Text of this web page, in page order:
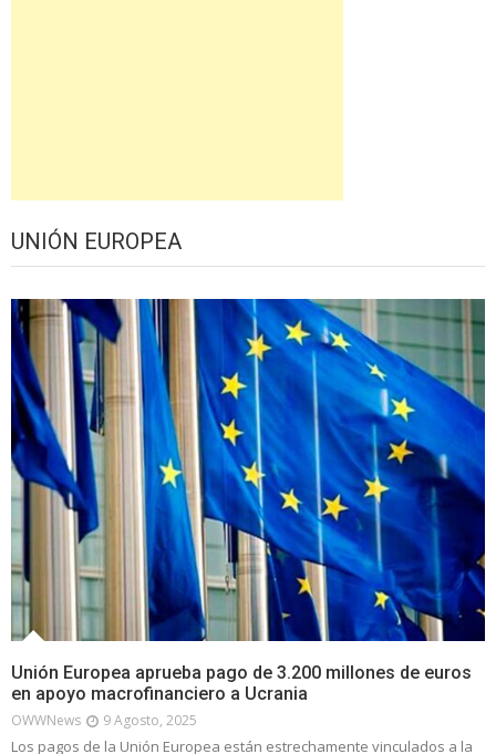
UNIÓN EUROPEA
Unión Europea aprueba pago de 3.200 millones de euros
en apoyo macrofinanciero a Ucrania
OWWNews 9 Agosto, 2025
Los pagos de la Unión Europea están estrechamente vinculados a la